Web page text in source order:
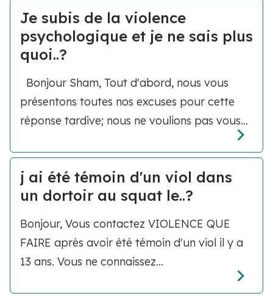
Je subis de la violence
psychologique et je ne sais plus
quoi..?
Bonjour Sham, Tout d'abord, nous vous
présentons toutes nos excuses pour cette
réponse tardive; nous ne voulions pas vous...
j ai été témoin d'un viol dans
un dortoir au squat le..?
Bonjour, Vous contactez VIOLENCE QUE
FAIRE après avoir été témoin d'un viol il y a
13 ans. Vous ne connaissez...